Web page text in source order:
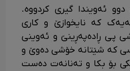
ئەویندا گیری کردووە.
کە نایخوازێ و کاری
پی ڕادەپەڕینێ و ئەوینی
کە شێتانە خۆشی دەوێ و
بۆ بکا و تەنانەت دەست